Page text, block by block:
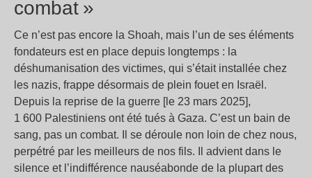
combat »
Ce n’est pas encore la Shoah, mais l’un de ses éléments
fondateurs est en place depuis longtemps : la
déshumanisation des victimes, qui s’était installée chez
les nazis, frappe désormais de plein fouet en Israël.
Depuis la reprise de la guerre [le 23 mars 2025],
1 600 Palestiniens ont été tués à Gaza. C’est un bain de
sang, pas un combat. Il se déroule non loin de chez nous,
perpétré par les meilleurs de nos fils. Il advient dans le
silence et l’indifférence nauséabonde de la plupart des